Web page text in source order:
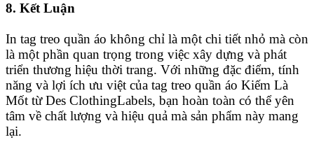
8. Kết Luận
In tag treo quần áo không chỉ là một chi tiết nhỏ mà còn
là một phần quan trọng trong việc xây dựng và phát
triển thương hiệu thời trang. Với những đặc điểm, tính
năng và lợi ích ưu việt của tag treo quần áo Kiếm Là
Mốt từ Des ClothingLabels, bạn hoàn toàn có thể yên
tâm về chất lượng và hiệu quả mà sản phẩm này mang
lại.